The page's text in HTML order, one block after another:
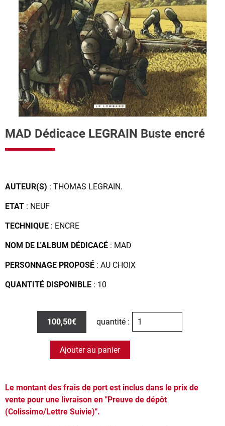
MAD Dédicace LEGRAIN Buste encré
AUTEUR(S) : THOMAS LEGRAIN.
ETAT : NEUF
TECHNIQUE : ENCRE
NOM DE L'ALBUM DÉDICACÉ : MAD
PERSONNAGE PROPOSÉ : AU CHOIX
QUANTITÉ DISPONIBLE : 10
100,50€ quantité :
Ajouter au panier
Le montant des frais de port est inclus dans le prix de
vente pour une livraison en "Preuve de dépôt
(Colissimo/Lettre Suivie)".